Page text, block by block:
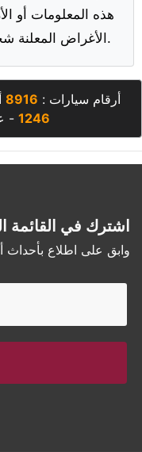
هذه المعلومات أو
الأغراض المعلنة شخصيا والقيام بالفحص قبل الشراء.
أرقام سيارات : 8916
1246
-
اشترك في القائمة
وابق على اطلاع بأحداث